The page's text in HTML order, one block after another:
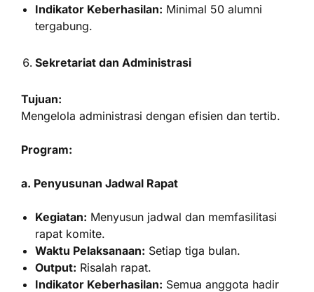
Indikator Keberhasilan: Minimal 50 alumni
tergabung.
Sekretariat dan Administrasi
Tujuan:
Mengelola administrasi dengan efisien dan tertib.
Program:
a. Penyusunan Jadwal Rapat
Kegiatan: Menyusun jadwal dan memfasilitasi
rapat komite.
Waktu Pelaksanaan: Setiap tiga bulan.
Output: Risalah rapat.
Indikator Keberhasilan: Semua anggota hadir